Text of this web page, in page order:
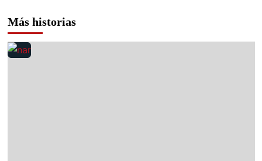
Más historias